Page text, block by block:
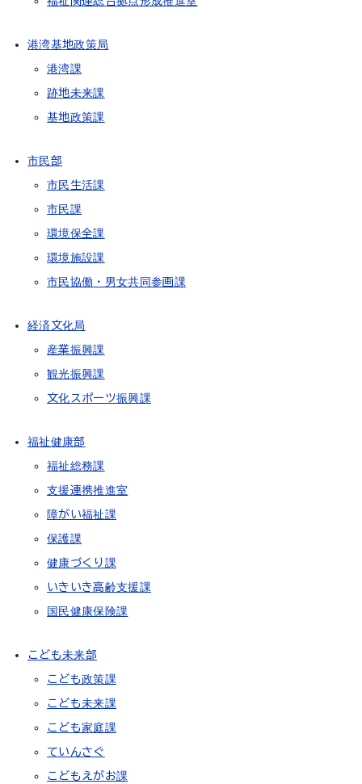
港湾基地政策局
港湾課
跡地未来課
基地政策課
市民部
市民生活課
市民課
環境保全課
環境施設課
市民協働・男女共同参画課
経済文化局
産業振興課
観光振興課
文化スポーツ振興課
福祉健康部
福祉総務課
支援連携推進室
障がい福祉課
保護課
健康づくり課
いきいき高齢支援課
国民健康保険課
こども未来部
こども政策課
こども未来課
こども家庭課
ていんさぐ
こどもえがお課